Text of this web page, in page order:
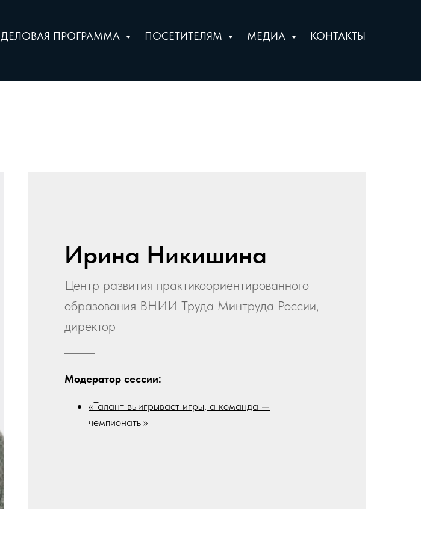
ДЕЛОВАЯ ПРОГРАММА ПОСЕТИТЕЛЯМ МЕДИА КОНТАКТЫ
Ирина Никишина
Центр развития практикоориентированного
образования ВНИИ Труда Минтруда России,
директор
Модератор сессии:
«Талант выигрывает игры, а команда —
чемпионаты»